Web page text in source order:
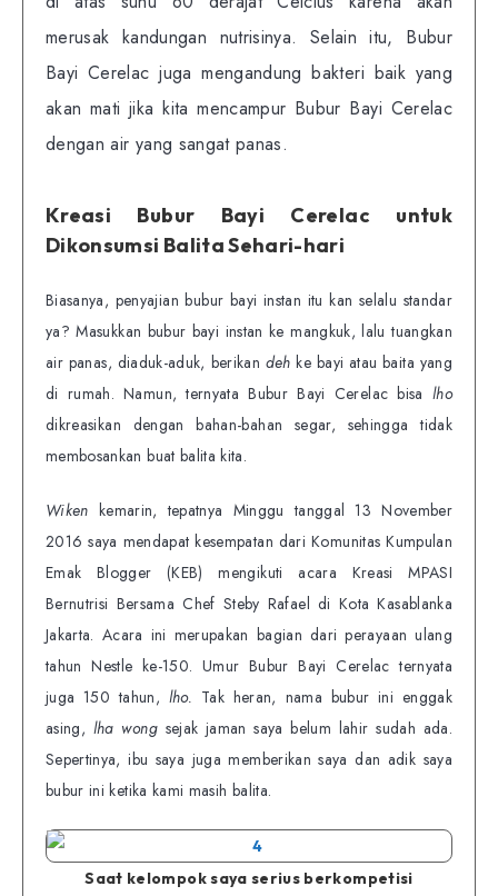
merusak kandungan nutrisinya. Selain itu, Bubur
Bayi Cerelac juga mengandung bakteri baik yang
akan mati jika kita mencampur Bubur Bayi Cerelac
dengan air yang sangat panas.
Kreasi Bubur Bayi Cerelac untuk
Dikonsumsi Balita Sehari-hari
Biasanya, penyajian bubur bayi instan itu kan selalu standar
ya? Masukkan bubur bayi instan ke mangkuk, lalu tuangkan
air panas, diaduk-aduk, berikan deh ke bayi atau baita yang
di rumah. Namun, ternyata Bubur Bayi Cerelac bisa lho
dikreasikan dengan bahan-bahan segar, sehingga tidak
membosankan buat balita kita.
Wiken kemarin, tepatnya Minggu tanggal 13 November
2016 saya mendapat kesempatan dari Komunitas Kumpulan
Emak Blogger (KEB) mengikuti acara Kreasi MPASI
Bernutrisi Bersama Chef Steby Rafael di Kota Kasablanka
Jakarta. Acara ini merupakan bagian dari perayaan ulang
tahun Nestle ke-150. Umur Bubur Bayi Cerelac ternyata
juga 150 tahun, lho. Tak heran, nama bubur ini enggak
asing, lha wongsejak jaman saya belum lahir sudah ada.
Sepertinya, ibu saya juga memberikan saya dan adik saya
bubur ini ketika kami masih balita.
Saat kelompok saya serius berkompetisi